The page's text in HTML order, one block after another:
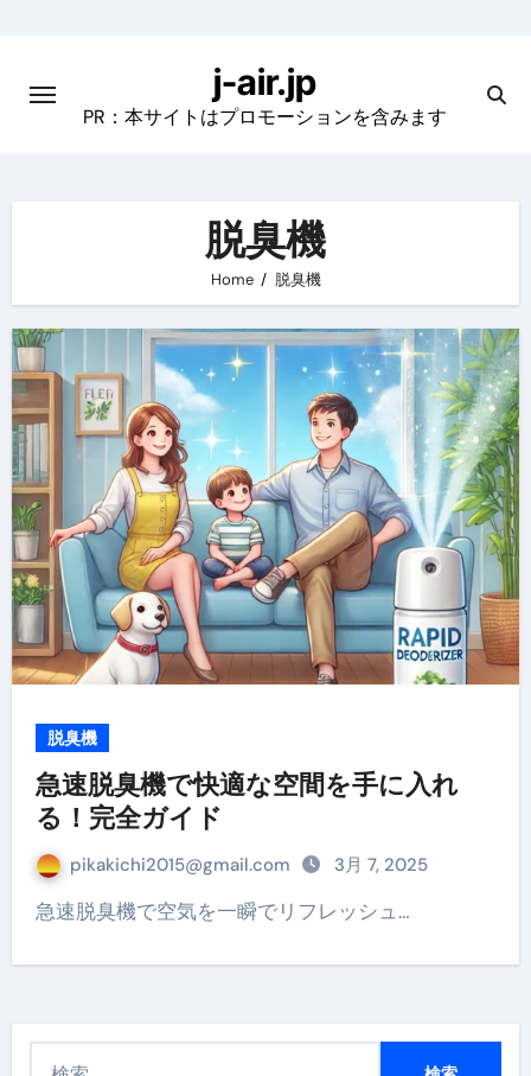
content
j-air.jp
PR：本サイトはプロモーションを含みます
脱臭機
Home 脱臭機
脱臭機
急速脱臭機で快適な空間を手に入れ
る！完全ガイド
pikakichi2015@gmail.com 3月 7, 2025
急速脱臭機で空気を一瞬でリフレッシュ…